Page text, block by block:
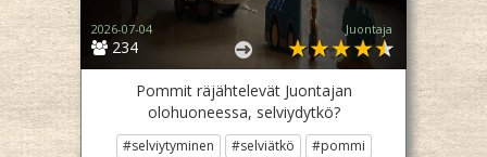
234
2026-07-04 Juontaja
Pommit räjähtelevät Juontajan
olohuoneessa, selviydytkö?
#selviytyminen #selviätkö
#pommi